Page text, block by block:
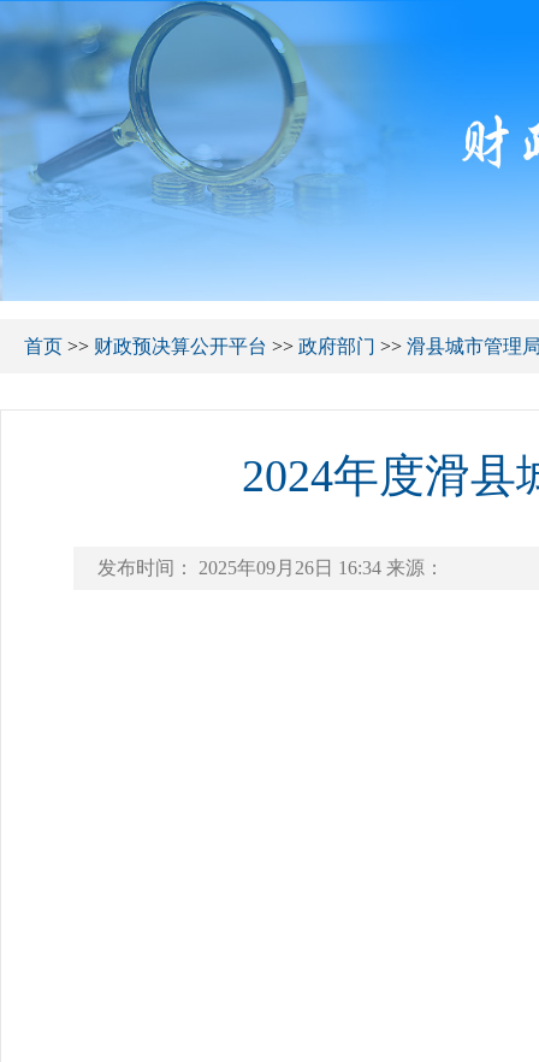
首页 >> 财政预决算公开平台 >> 政府部门 >> 滑县城市管理
2024年度滑
发布时间： 2025年09月26日 16:34 来源：